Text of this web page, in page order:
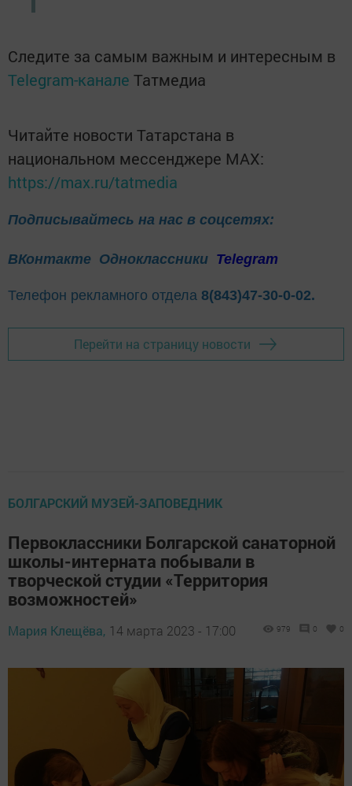
Следите за самым важным и интересным в
Telegram-канале Татмедиа
Читайте новости Татарстана в
национальном мессенджере MАХ:
https://max.ru/tatmedia
Подписывайтесь на нас в соцсетях:
ВКонтакте Одноклассники Telegram
Телефон рекламного отдела 8(843)47-30-0-02.
Перейти на страницу новости
БОЛГАРСКИЙ МУЗЕЙ-ЗАПОВЕДНИК
Первоклассники Болгарской санаторной
школы-интерната побывали в
творческой студии «Территория
возможностей»
Мария Клещёва, 14 марта 2023 - 17:00 979 0 0